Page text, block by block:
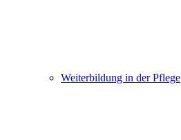
Weiterbildung in der Pflege